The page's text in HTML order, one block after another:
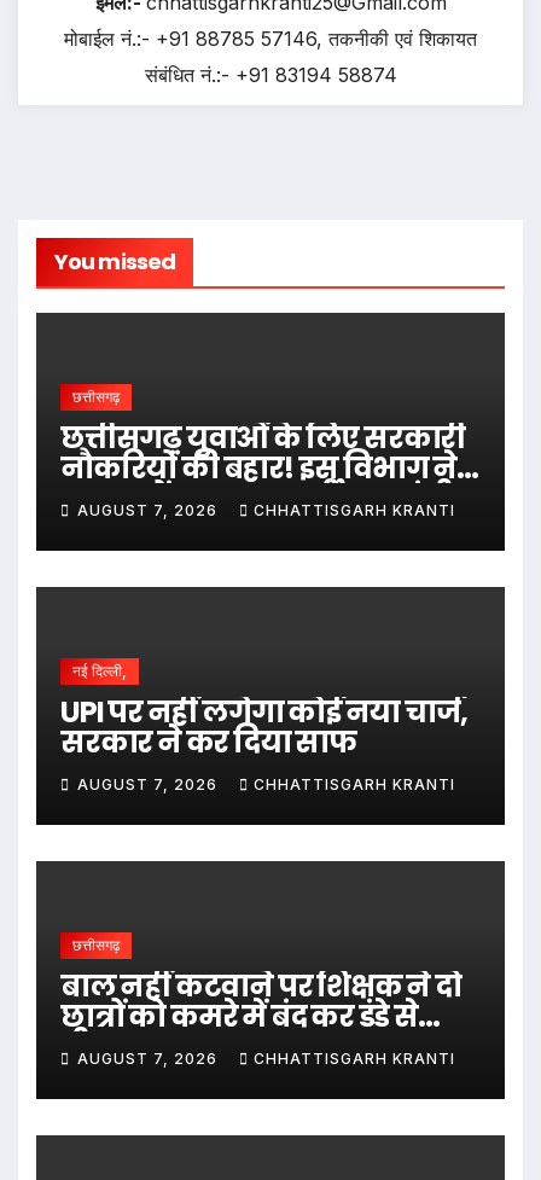
मोबाईल नं.:- +91 88785 57146, तकनीकी एवं शिकायत
संबंधित नं.:- +91 83194 58874
You missed
छत्तीसगढ़
छत्तीसगढ़ युवाओं के लिए सरकारी
नौकरियों की बहार! इस विभाग ने
1235 पदों पर बम्पर भर्ती, डाटा एंट्री
ऑपरेटर के ही 400 पद…
AUGUST 7, 2026 CHHATTISGARH KRANTI
नई दिल्ली,
UPI पर नहीं लगेगा कोई नया चार्ज,
सरकार ने कर दिया साफ
AUGUST 7, 2026 CHHATTISGARH KRANTI
छत्तीसगढ़
बाल नहीं कटवाने पर शिक्षक ने दो
छात्रों को कमरे में बंद कर डंडे से
पीटा…
AUGUST 7, 2026 CHHATTISGARH KRANTI